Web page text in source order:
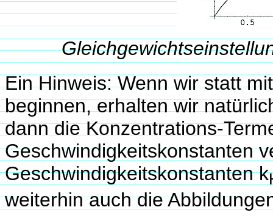
Ein Hinweis: Wenn wir statt
beginnen, erhalten wir
dann die Konzentrations-
Geschwindigkeitskonstanten
Geschwindigkeitskonstanten k
weiterhin auch die